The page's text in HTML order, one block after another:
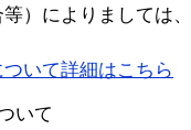
）によりましては
いて詳細はこちら
いて